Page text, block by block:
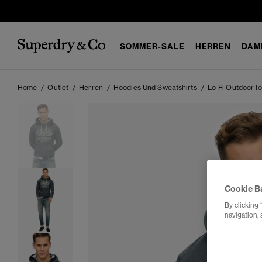
SOMMER-SALE HERREN
Home Outlet Herren Hoodies Und Sweatshirts Lo-Fi Outdoor
Cookie
By clicking
navigation,